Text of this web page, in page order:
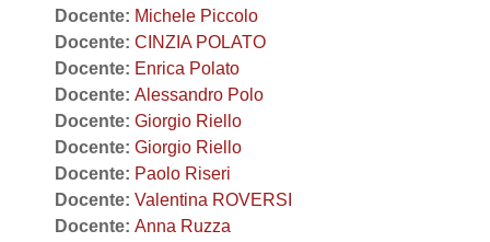
Docente: Michele Piccolo
Docente: CINZIA POLATO
Docente: Enrica Polato
Docente: Alessandro Polo
Docente: Giorgio Riello
Docente: Giorgio Riello
Docente: Paolo Riseri
Docente: Valentina ROVERSI
Docente: Anna Ruzza